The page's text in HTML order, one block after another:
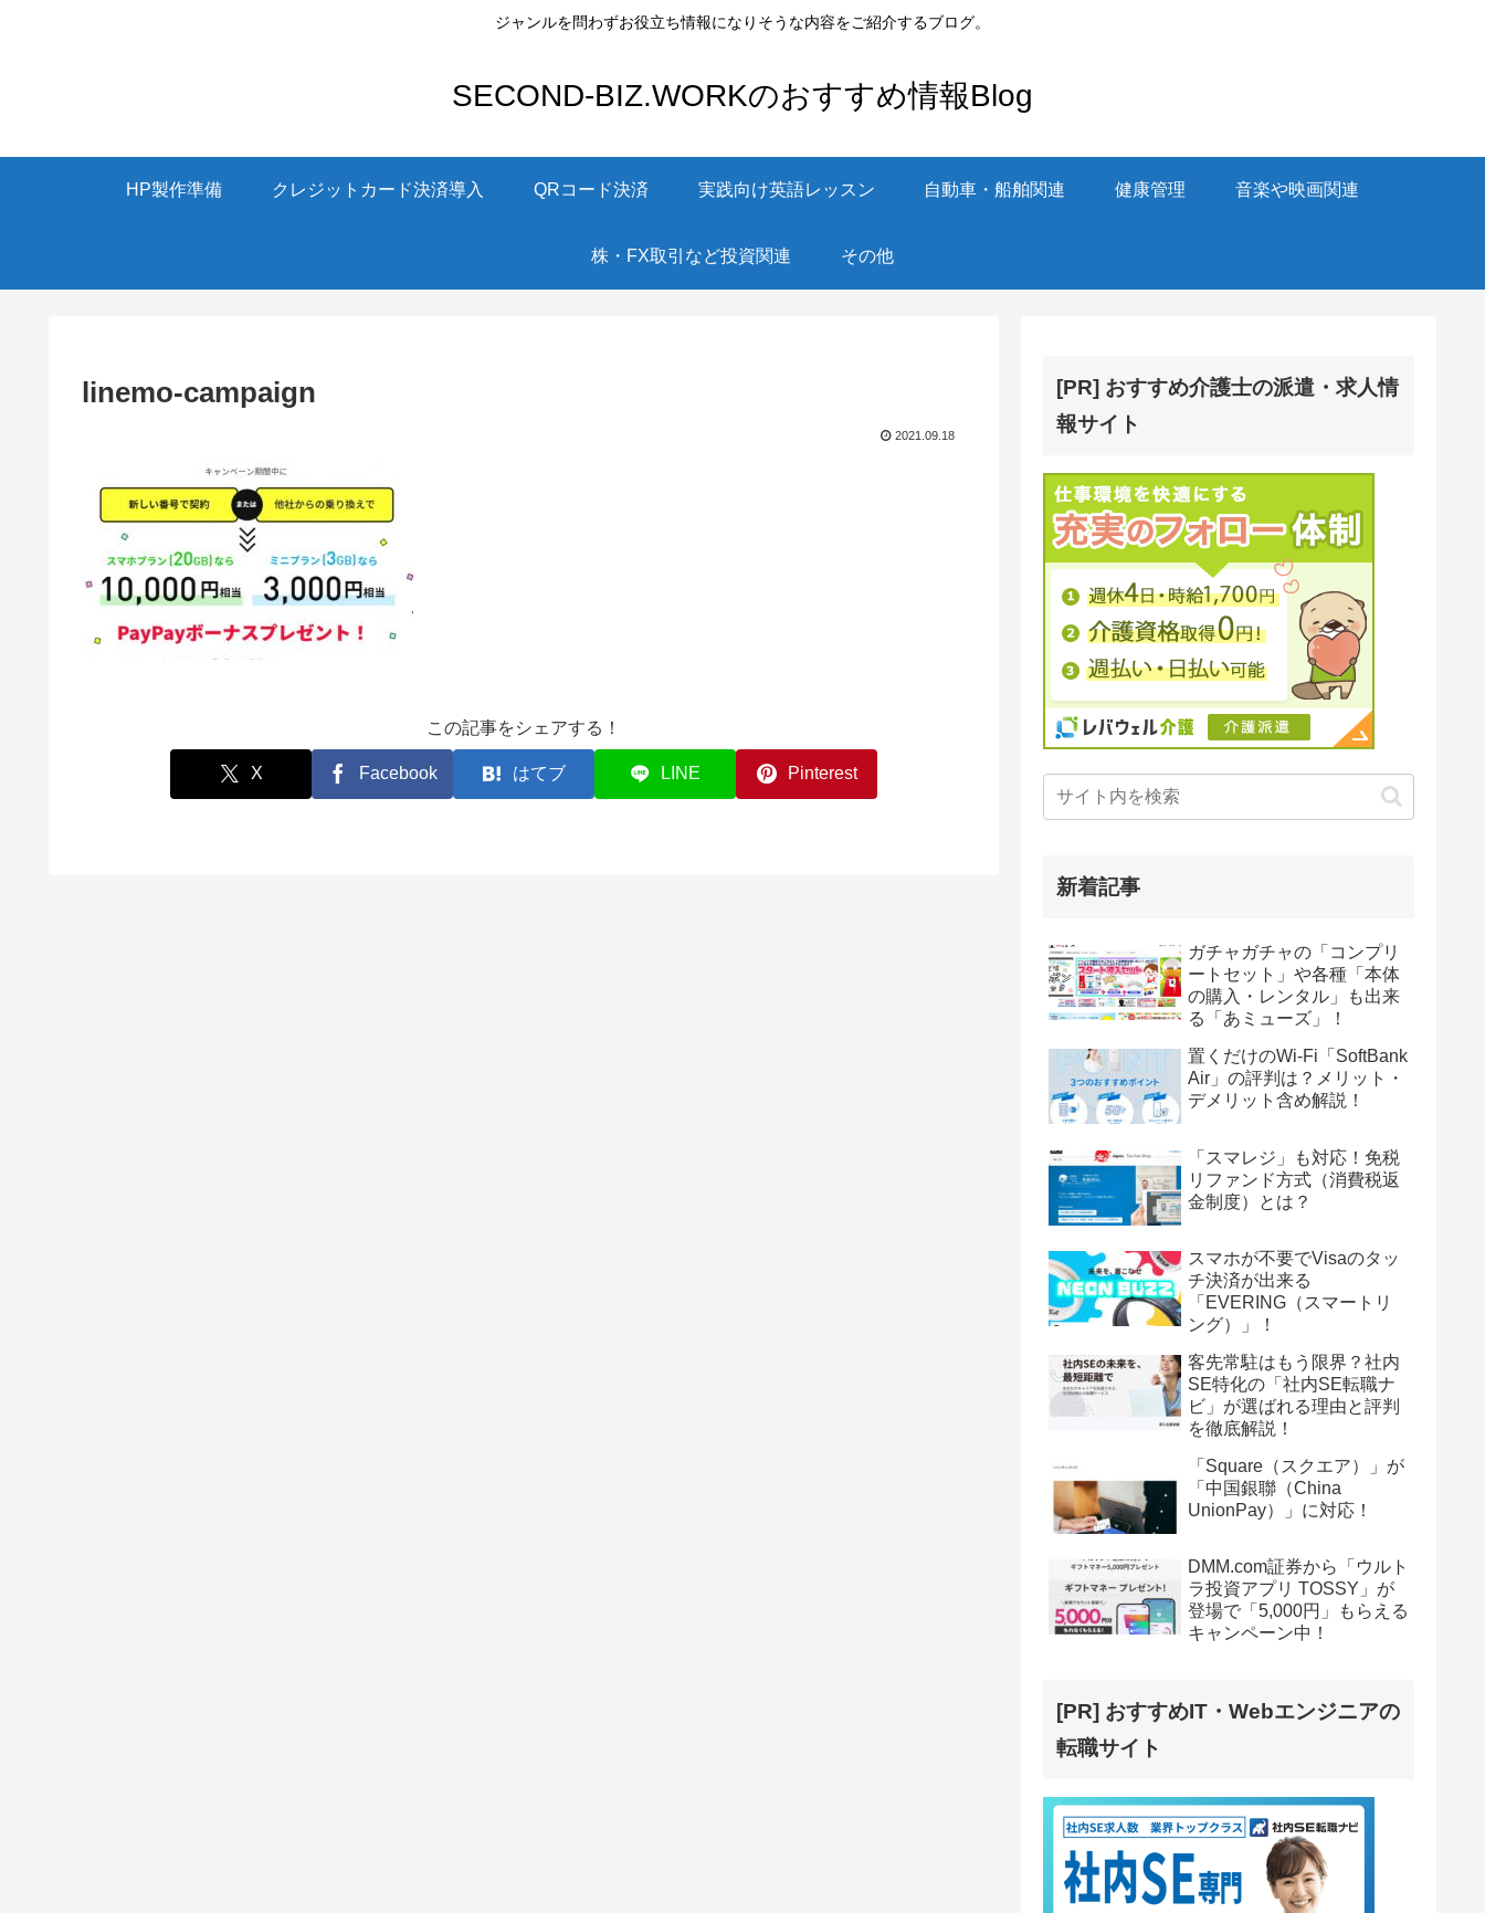
ジャンルを問わずお役立ち情報になりそうな内容をご紹介するブログ。
SECOND-BIZ.WORKのおすすめ情報Blog
HP製作準備 クレジットカード決済導入 QRコード決済 実践向け英語レッスン 自動車・船舶関連 健康管理 音楽や映画関連
株・FX取引など投資関連 その他
linemo-campaign
2021.09.18
この記事をシェアする！
X Facebook はてブ LINE Pinterest
[PR] おすすめ介護士の派遣・求人情
報サイト
新着記事
ガチャガチャの「コンプリ
ートセット」や各種「本体
の購入・レンタル」も出来
る「あミューズ」！
置くだけのWi-Fi「SoftBank
Air」の評判は？メリット・
デメリット含め解説！
「スマレジ」も対応！免税
リファンド方式（消費税返
金制度）とは？
スマホが不要でVisaのタッ
チ決済が出来る
「EVERING（スマートリ
ング）」！
客先常駐はもう限界？社内
SE特化の「社内SE転職ナ
ビ」が選ばれる理由と評判
を徹底解説！
「Square（スクエア）」が
「中国銀聯（China
UnionPay）」に対応！
DMM.com証券から「ウルト
ラ投資アプリ TOSSY」が
登場で「5,000円」もらえる
キャンペーン中！
[PR] おすすめIT・Webエンジニアの
転職サイト